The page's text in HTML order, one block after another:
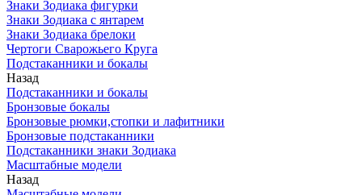
Знаки Зодиака фигурки
Знаки Зодиака с янтарем
Знаки Зодиака брелоки
Чертоги Сварожьего Круга
Подстаканники и бокалы
Назад
Подстаканники и бокалы
Бронзовые бокалы
Бронзовые рюмки,стопки и лафитники
Бронзовые подстаканники
Подстаканники знаки Зодиака
Масштабные модели
Назад